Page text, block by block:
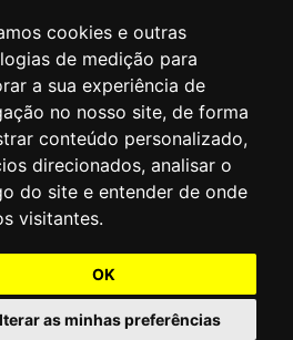
cookies e outras
de medição para
a sua experiência de
no nosso site, de forma
conteúdo personalizado,
direcionados, analisar o
do site e entender de onde
visitantes.
OK
as minhas preferências
POR Camaleão Soft